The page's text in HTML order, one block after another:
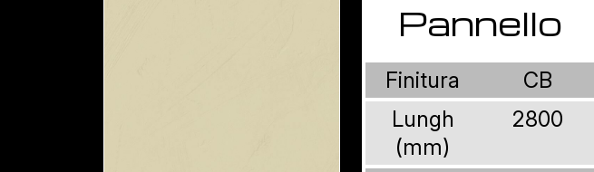
Pannello
Finitura
CB
Lungh
(mm)
2800